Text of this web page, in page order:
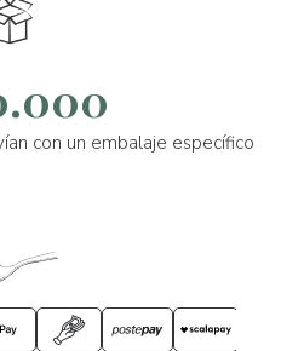
con un embalaje específico